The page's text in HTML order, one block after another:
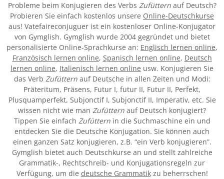
Probleme beim Konjugieren des Verbs Zufütternauf Deutsch?
Probieren Sie einfach kostenlos unsere Online-Deutschkurse
aus! Vatefaireconjuguer ist ein kostenloser Online-Konjugator
von Gymglish. Gymglish wurde 2004 gegründet und bietet
personalisierte Online-Sprachkurse an: Englisch lernen online,
Französisch lernen online, Spanisch lernen online, Deutsch
lernen online, Italienisch lernen online usw. Konjugieren Sie
das Verb Zufütternauf Deutsche in allen Zeiten und Modi:
Präteritum, Präsens, Futur I, futur II, Futur II, Perfekt,
Plusquamperfekt, Subjonctif I, Subjonctif II, Imperativ, etc. Sie
wissen nicht wie man Zufüttern auf Deutsch konjugiert?
Tippen Sie einfach Zufütternin die Suchmaschine ein und
entdecken Sie die Deutsche Konjugation. Sie können auch
einen ganzen Satz konjugieren, z.B. “ein Verb konjugieren”.
Gymglish bietet auch Deutschkurse an und stellt zahlreiche
Grammatik-, Rechtschreib- und Konjugationsregeln zur
Verfügung, um die deutsche Grammatikzu beherrschen!